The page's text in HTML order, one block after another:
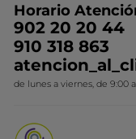
Conviértete en
Ideas de Regalo
Colección Monoi
Novedades del mes
Contacto
Horario
902 20 20 44
910 318 863
de lunes a viernes, de 9:00